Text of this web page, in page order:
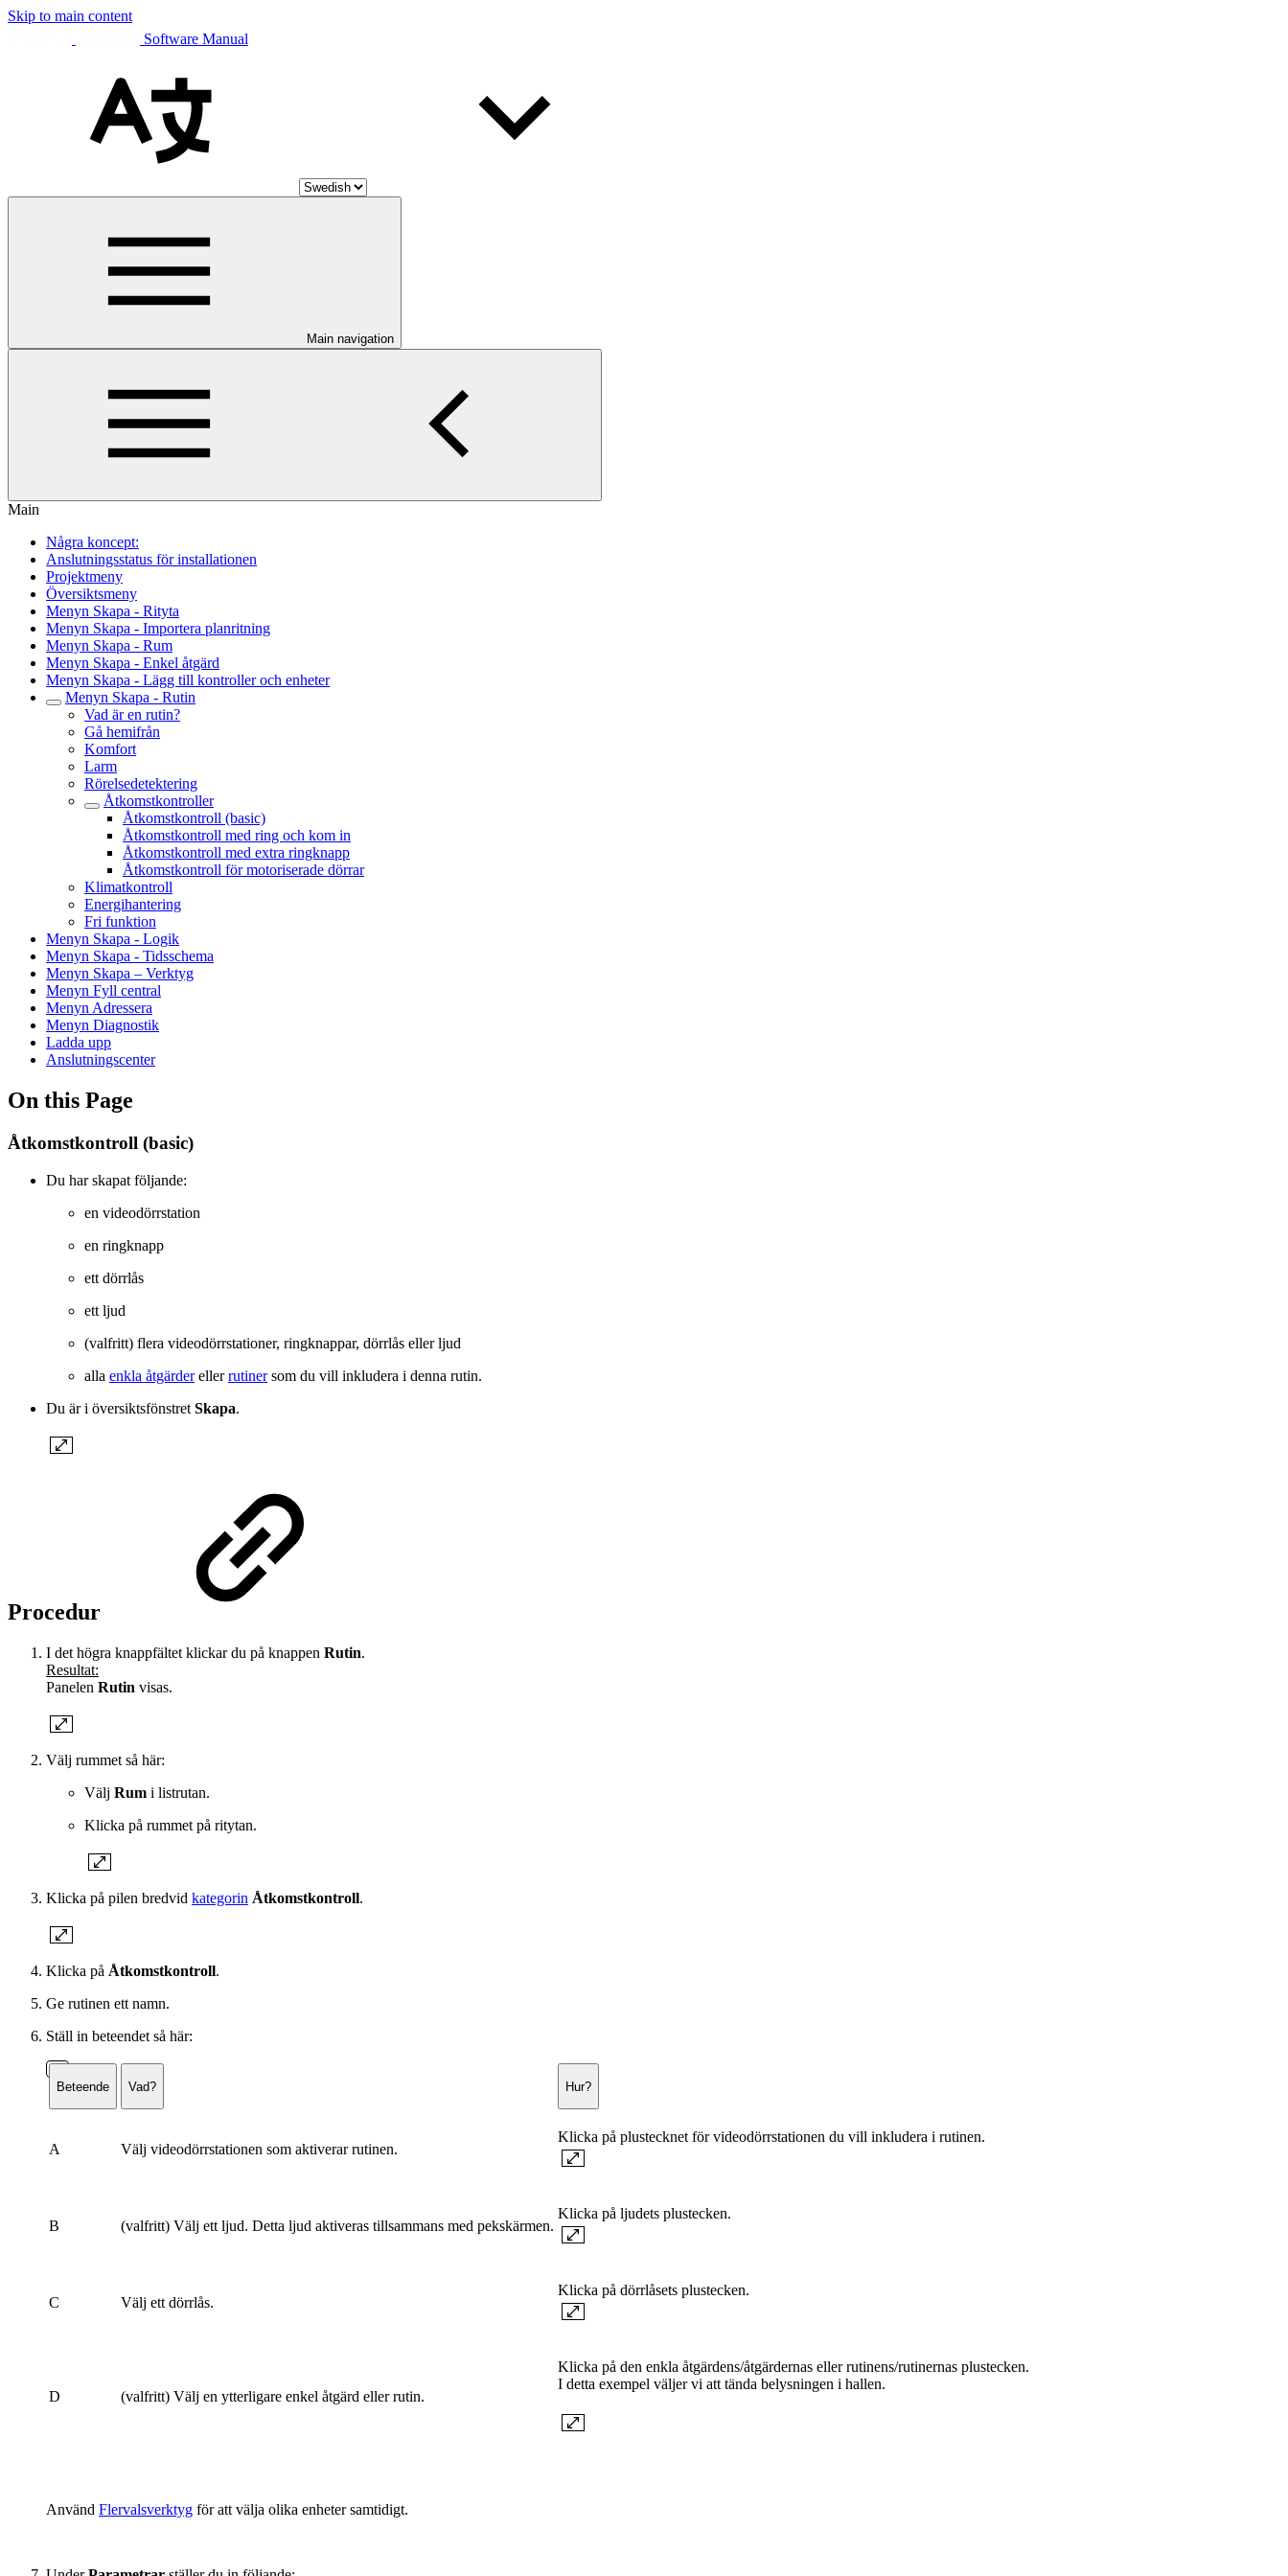
Skip to main content
Software Manual
Main navigation
Main
Några koncept:
Anslutningsstatus för installationen
Projektmeny
Översiktsmeny
Menyn Skapa - Rityta
Menyn Skapa - Importera planritning
Menyn Skapa - Rum
Menyn Skapa - Enkel åtgärd
Menyn Skapa - Lägg till kontroller och enheter
Menyn Skapa - Rutin
Vad är en rutin?
Gå hemifrån
Komfort
Larm
Rörelsedetektering
Åtkomstkontroller
Åtkomstkontroll (basic)
Åtkomstkontroll med ring och kom in
Åtkomstkontroll med extra ringknapp
Åtkomstkontroll för motoriserade dörrar
Klimatkontroll
Energihantering
Fri funktion
Menyn Skapa - Logik
Menyn Skapa - Tidsschema
Menyn Skapa – Verktyg
Menyn Fyll central
Menyn Adressera
Menyn Diagnostik
Ladda upp
Anslutningscenter
On this Page
Åtkomstkontroll (basic)
Du har skapat följande:
en videodörrstation
en ringknapp
ett dörrlås
ett ljud
(valfritt) flera videodörrstationer, ringknappar, dörrlås eller ljud
alla enkla åtgärderellerrutinersom du vill inkludera i denna rutin.
Du är i översiktsfönstret Skapa.
Procedur
I det högra knappfältet klickar du på knappen Rutin.
Resultat:
Panelen Rutin visas.
Välj rummet så här:
Välj Rum i listrutan.
Klicka på rummet på ritytan.
Klicka på pilen bredvid kategorin Åtkomstkontroll.
Klicka på Åtkomstkontroll.
Ge rutinen ett namn.
Ställ in beteendet så här:
Beteende Vad? Hur?
A Välj videodörrstationen som aktiverar rutinen.
Klicka på plustecknet för videodörrstationen du vill inkludera i rutinen.
B (valfritt) Välj ett ljud. Detta ljud aktiveras tillsammans med pekskärmen.
Klicka på ljudets plustecken.
C Välj ett dörrlås.
Klicka på dörrlåsets plustecken.
D (valfritt) Välj en ytterligare enkel åtgärd eller rutin.
Klicka på den enkla åtgärdens/åtgärdernas eller rutinens/rutinernas plustecken.
I detta exempel väljer vi att tända belysningen i hallen.
Använd Flervalsverktyg för att välja olika enheter samtidigt.